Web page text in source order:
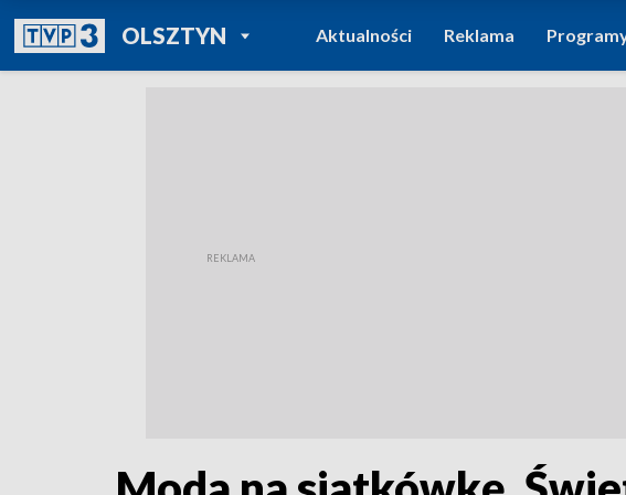
OLSZTYNPOWRÓT DO
TVP REGIONY
Aktualności Reklama